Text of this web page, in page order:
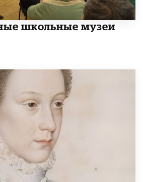
школьные музеи